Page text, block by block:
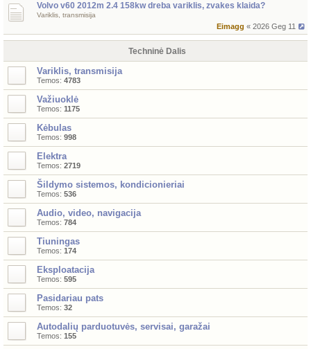
Volvo v60 2012m 2.4 158kw dreba variklis, zvakes klaida?
Variklis, transmisija
Eimagg « 2026 Geg 11
Techninė Dalis
Variklis, transmisija
Temos: 4783
Važiuoklė
Temos: 1175
Kėbulas
Temos: 998
Elektra
Temos: 2719
Šildymo sistemos, kondicionieriai
Temos: 536
Audio, video, navigacija
Temos: 784
Tiuningas
Temos: 174
Eksploatacija
Temos: 595
Pasidariau pats
Temos: 32
Autodalių parduotuvės, servisai, garažai
Temos: 155